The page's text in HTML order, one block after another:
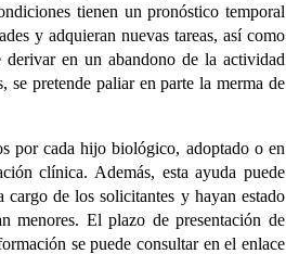
tienen un pronóstico temporal
y adquieran nuevas tareas, así como
derivar en un abandono de la actividad
se pretende paliar en parte la merma de
por cada hijo biológico, adoptado o en
clínica. Además, esta ayuda puede
cargo de los solicitantes y hayan estado
menores. El plazo de presentación de
se puede consultar en el enlace